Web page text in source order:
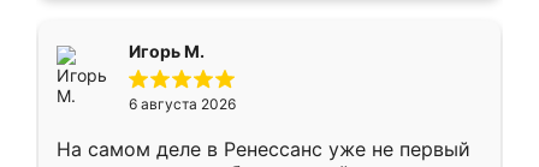
Игорь М.
6 августа 2026
На самом деле в Ренессанс уже не первый